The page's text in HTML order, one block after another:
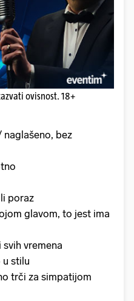
ovisnost. 18+
bez
poraz
glavom, to jest ima
vremena
u stilu
trči za simpatijom